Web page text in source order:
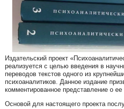
Издательский проект
реализуется с целью введения в
переводов текстов одного из
психоаналитиков. Данное издание
комментированное представление о ее
Основой для настоящего проекта